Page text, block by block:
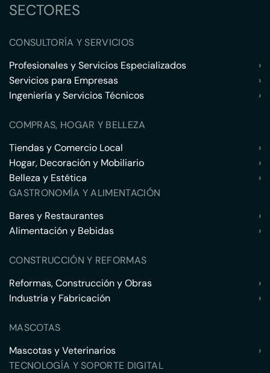
SECTORES
CONSULTORÍA Y SERVICIOS
Profesionales y Servicios Especializados
›
Servicios para Empresas
›
Ingeniería y Servicios Técnicos
›
COMPRAS, HOGAR Y BELLEZA
Tiendas y Comercio Local
›
Hogar, Decoración y Mobiliario
›
Belleza y Estética
›
GASTRONOMÍA Y ALIMENTACIÓN
Bares y Restaurantes
›
Alimentación y Bebidas
›
CONSTRUCCIÓN Y REFORMAS
Reformas, Construcción y Obras
›
Industria y Fabricación
›
MASCOTAS
Mascotas y Veterinarios
›
TECNOLOGÍA Y SOPORTE DIGITAL